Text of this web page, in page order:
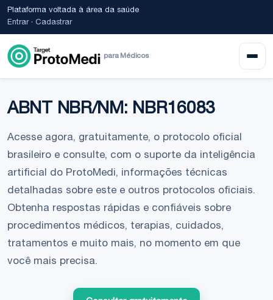
Plataforma voltada à área da saúde
Entrar· Cadastrar
para Médicos
ABNT NBR/NM: NBR16083
Acesse agora, gratuitamente, o protocolo oficial
brasileiro e consulte, com o suporte da inteligência
artificial do ProtoMedi, informações técnicas
detalhadas sobre este e outros protocolos oficiais.
Obtenha respostas rápidas e confiáveis sobre
procedimentos médicos, terapias, cuidados,
tratamentos e muito mais, no momento em que
você mais precisa.